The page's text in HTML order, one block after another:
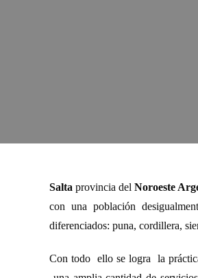
Salta provincia delNoroeste
con una población
diferenciados: puna, cordillera,
Con todo ello se logra la